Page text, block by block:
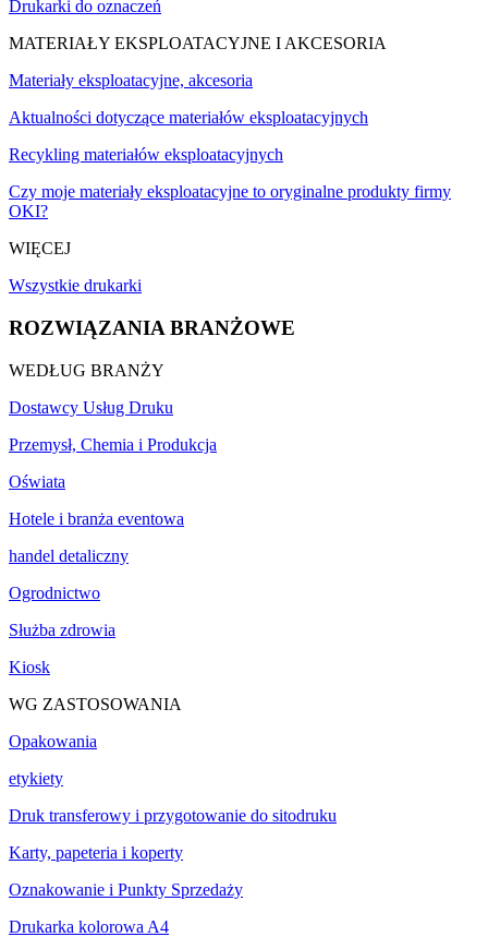
Drukarki do oznaczeń
MATERIAŁY EKSPLOATACYJNE I AKCESORIA
Materiały eksploatacyjne, akcesoria
Aktualności dotyczące materiałów eksploatacyjnych
Recykling materiałów eksploatacyjnych
Czy moje materiały eksploatacyjne to oryginalne produkty firmy
OKI?
WIĘCEJ
Wszystkie drukarki
ROZWIĄZANIA BRANŻOWE
WEDŁUG BRANŻY
Dostawcy Usług Druku
Przemysł, Chemia i Produkcja
Oświata
Hotele i branża eventowa
handel detaliczny
Ogrodnictwo
Służba zdrowia
Kiosk
WG ZASTOSOWANIA
Opakowania
etykiety
Druk transferowy i przygotowanie do sitodruku
Karty, papeteria i koperty
Oznakowanie i Punkty Sprzedaży
Drukarka kolorowa A4